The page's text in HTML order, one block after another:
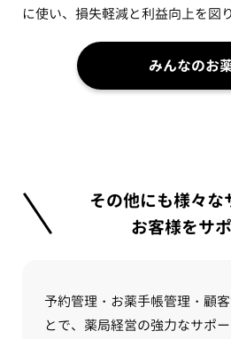
に使い、損失軽減と利益向上を図
みんなのお
その他にも様々な
お客様をサ
予約管理・お薬手帳管理・顧
とで、薬局経営の強力なサポ